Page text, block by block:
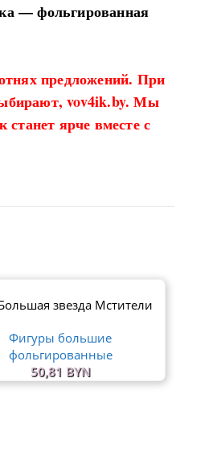
— фольгированная
предложений. При
vov4ik.by. Мы
ярче вместе с
звезда Мстители
Фигуры большие
фольгированные
50,81 BYN